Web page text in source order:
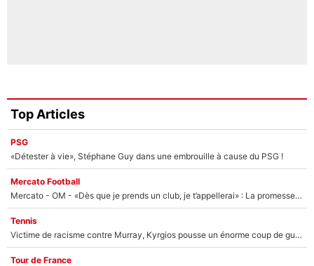
Top Articles
PSG
«Détester à vie», Stéphane Guy dans une embrouille à cause du PSG !
Mercato Football
Mercato - OM - «Dès que je prends un club, je t’appellerai» : La promesse de Marcelino au moment de claquer la porte
Tennis
Victime de racisme contre Murray, Kyrgios pousse un énorme coup de gueule !
Tour de France